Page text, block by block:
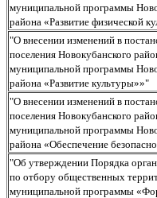
муниципальной программы
района «Развитие физической
"О внесении изменений в
поселения Новокубанского
муниципальной программы
района «Развитие культуры»»"
"О внесении изменений в
поселения Новокубанского
муниципальной программы
района «Обеспечение
"Об утверждении Порядка
по отбору общественных
муниципальной программы